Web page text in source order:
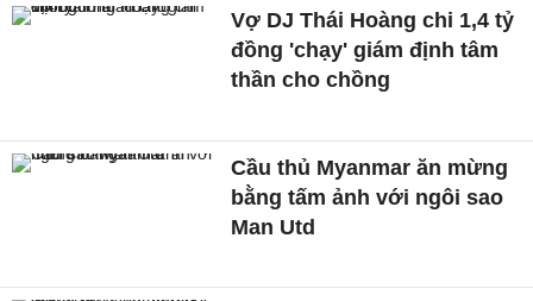
Vợ DJ Thái Hoàng chi 1,4 tỷ
đồng 'chạy' giám định tâm
thần cho chồng
Cầu thủ Myanmar ăn mừng
bằng tấm ảnh với ngôi sao
Man Utd